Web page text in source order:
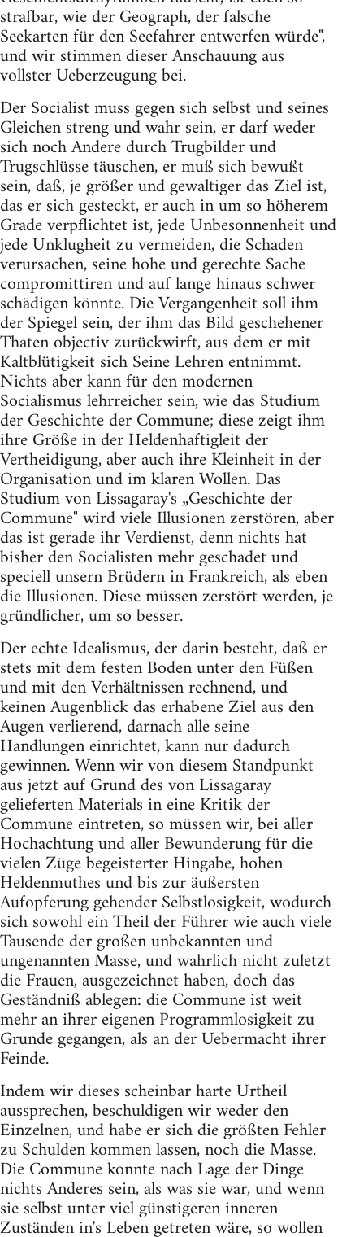
strafbar, wie der Geograph, der falsche
Seekarten für den Seefahrer entwerfen würde",
und wir stimmen dieser Anschauung aus
vollster Ueberzeugung bei.
Der Socialist muss gegen sich selbst und seines
Gleichen streng und wahr sein, er darf weder
sich noch Andere durch Trugbilder und
Trugschlüsse täuschen, er muß sich bewußt
sein, daß, je größer und gewaltiger das Ziel ist,
das er sich gesteckt, er auch in um so höherem
Grade verpflichtet ist, jede Unbesonnenheit und
jede Unklugheit zu vermeiden, die Schaden
verursachen, seine hohe und gerechte Sache
compromittiren und auf lange hinaus schwer
schädigen könnte. Die Vergangenheit soll ihm
der Spiegel sein, der ihm das Bild geschehener
Thaten objectiv zurückwirft, aus dem er mit
Kaltblütigkeit sich Seine Lehren entnimmt.
Nichts aber kann für den modernen
Socialismus lehrreicher sein, wie das Studium
der Geschichte der Commune; diese zeigt ihm
ihre Größe in der Heldenhaftigleit der
Vertheidigung, aber auch ihre Kleinheit in der
Organisation und im klaren Wollen. Das
Studium von Lissagaray's „Geschichte der
Commune" wird viele Illusionen zerstören, aber
das ist gerade ihr Verdienst, denn nichts hat
bisher den Socialisten mehr geschadet und
speciell unsern Brüdern in Frankreich, als eben
die Illusionen. Diese müssen zerstört werden, je
gründlicher, um so besser.
Der echte Idealismus, der darin besteht, daß er
stets mit dem festen Boden unter den Füßen
und mit den Verhältnissen rechnend, und
keinen Augenblick das erhabene Ziel aus den
Augen verlierend, darnach alle seine
Handlungen einrichtet, kann nur dadurch
gewinnen. Wenn wir von diesem Standpunkt
aus jetzt auf Grund des von Lissagaray
gelieferten Materials in eine Kritik der
Commune eintreten, so müssen wir, bei aller
Hochachtung und aller Bewunderung für die
vielen Züge begeisterter Hingabe, hohen
Heldenmuthes und bis zur äußersten
Aufopferung gehender Selbstlosigkeit, wodurch
sich sowohl ein Theil der Führer wie auch viele
Tausende der großen unbekannten und
ungenannten Masse, und wahrlich nicht zuletzt
die Frauen, ausgezeichnet haben, doch das
Geständniß ablegen: die Commune ist weit
mehr an ihrer eigenen Programmlosigkeit zu
Grunde gegangen, als an der Uebermacht ihrer
Feinde.
Indem wir dieses scheinbar harte Urtheil
aussprechen, beschuldigen wir weder den
Einzelnen, und habe er sich die größten Fehler
zu Schulden kommen lassen, noch die Masse.
Die Commune konnte nach Lage der Dinge
nichts Anderes sein, als was sie war, und wenn
sie selbst unter viel günstigeren inneren
Zuständen in's Leben getreten wäre, so wollen